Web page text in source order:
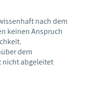
nach dem
keinen Anspruch
dem
nicht abgeleitet